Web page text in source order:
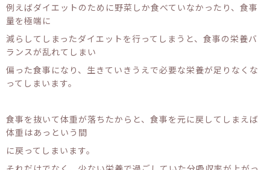
例えばダイエットのために野菜しか食べていなかったり、食事
量を極端に
減らしてしまったダイエットを行ってしまうと、食事の栄養バ
ランスが乱れてしまい
偏った食事になり、生きていきうえで必要な栄養が足りなくな
ってしまいます。
食事を抜いて体重が落ちたからと、食事を元に戻してしまえば
体重はあっという間
に戻ってしまいます。